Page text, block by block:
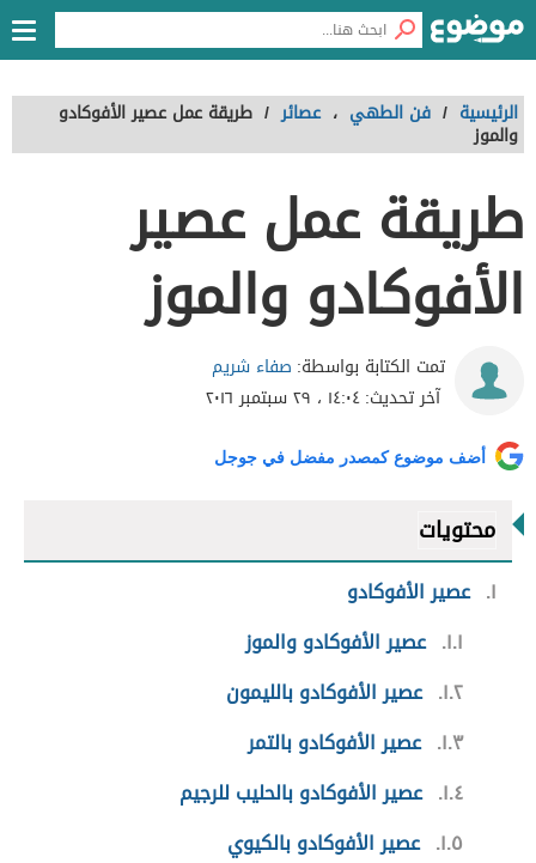
الرئيسية / فن الطهي ، عصائر / طريقة عمل عصير الأفوكادو
والموز
طريقة عمل عصير
الأفوكادو والموز
تمت الكتابة بواسطة: صفاء شريم
آخر تحديث:١٤:٠٤ ، ٢٩ سبتمبر ٢٠١٦
أضف موضوع كمصدر مفضل في جوجل
محتويات
١ عصير الأفوكادو
١.١ عصير الأفوكادو والموز
١.٢ عصير الأفوكادو بالليمون
١.٣ عصير الأفوكادو بالتمر
١.٤ عصير الأفوكادو بالحليب للرجيم
١.٥ عصير الأفوكادو بالكيوي